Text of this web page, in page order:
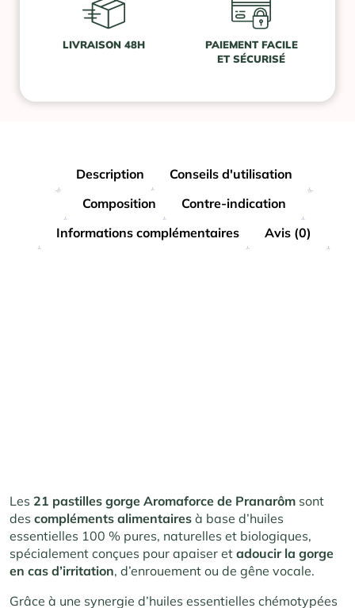
LIVRAISON 48H
PAIEMENT FACILE
ET SÉCURISÉ
Description
Conseils d'utilisation
Composition
Contre-indication
Informations complémentaires
Avis (0)
Les 21 pastilles gorge Aromaforce de Pranarôm sont
des compléments alimentaires à base d’huiles
essentielles 100 % pures, naturelles et biologiques,
spécialement conçues pour apaiser et adoucir la gorge
en cas d’irritation, d’enrouement ou de gêne vocale.
Grâce à une synergie d’huiles essentielles chémotypées